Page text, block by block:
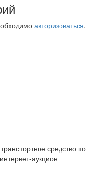
авторизоваться.
средство по
аукцион